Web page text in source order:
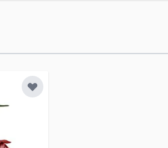
Zur Wunschliste hinzufügen